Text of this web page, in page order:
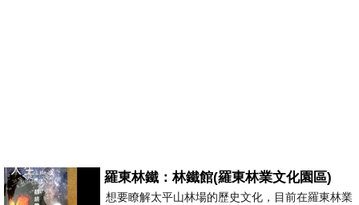
羅東林鐵：林鐵館(羅東林業文化園區)
想要瞭解太平山林場的歷史文化，目前在羅東林業